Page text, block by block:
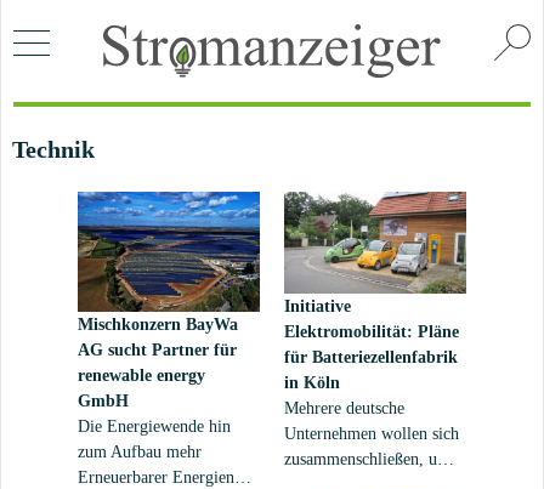
Technik
Mischkonzern BayWa
AG sucht Partner für
renewable energy
GmbH
Die Energiewende hin
zum Aufbau mehr
Erneuerbarer Energien
Initiative
Elektromobilität: Pläne
für Batteriezellenfabrik
in Köln
Mehrere deutsche
Unternehmen wollen sich
zusammenschließen, um